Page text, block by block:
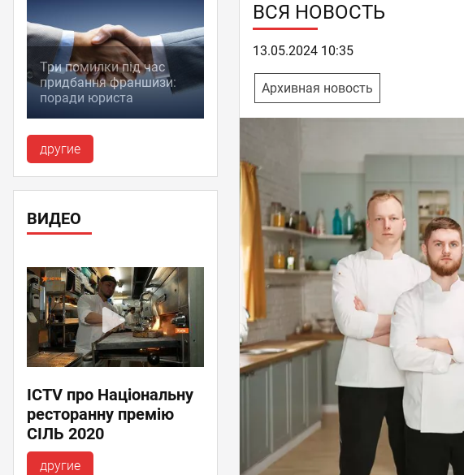
Три помилки під час
придбання франшизи:
поради юриста
другие
ВИДЕО
ICTV про Національну
ресторанну премію
СІЛЬ 2020
другие
ВСЯ НОВОСТЬ
13.05.2024 10:35
Архивная новость